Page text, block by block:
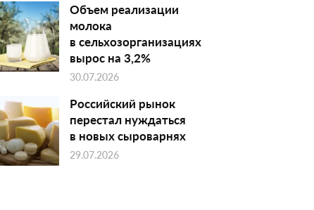
Объем реализации
молока
в сельхозорганизациях
вырос на 3,2%
30.07.2026
Российский рынок
перестал нуждаться
в новых сыроварнях
29.07.2026